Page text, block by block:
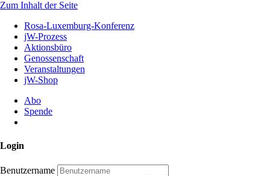
Zum Inhalt der Seite
Rosa-Luxemburg-Konferenz
jW-Prozess
Aktionsbüro
Genossenschaft
Veranstaltungen
jW-Shop
Abo
Spende
Login
Benutzername